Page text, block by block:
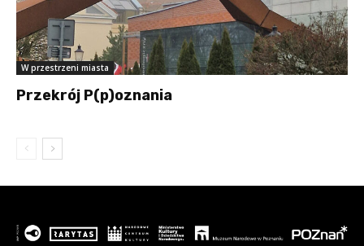
W przestrzeni miasta
Przekrój P(p)oznania